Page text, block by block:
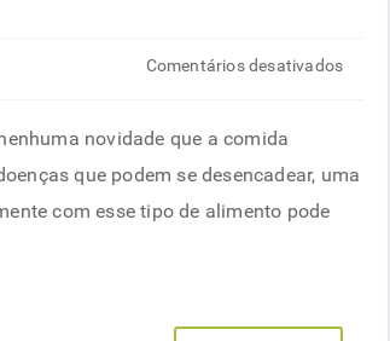
Comentários desativadosem
comida
novidade que a comida
que podem se desencadear, uma
com esse tipo de alimento pode